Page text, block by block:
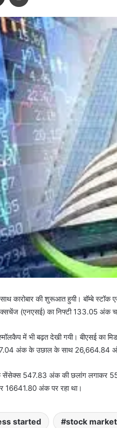
कारोबार की शुरूआत हुयी। बॉम्बे
(एनएसई) का निफ्टी 133.05 अंक
में भी बढ़त देखी गयी। बीएसई
अंक के उछाल के साथ 26,664.84
सेंसेक्स 547.83 अंक की छलांग
अंक पर रहा था।
started stock market